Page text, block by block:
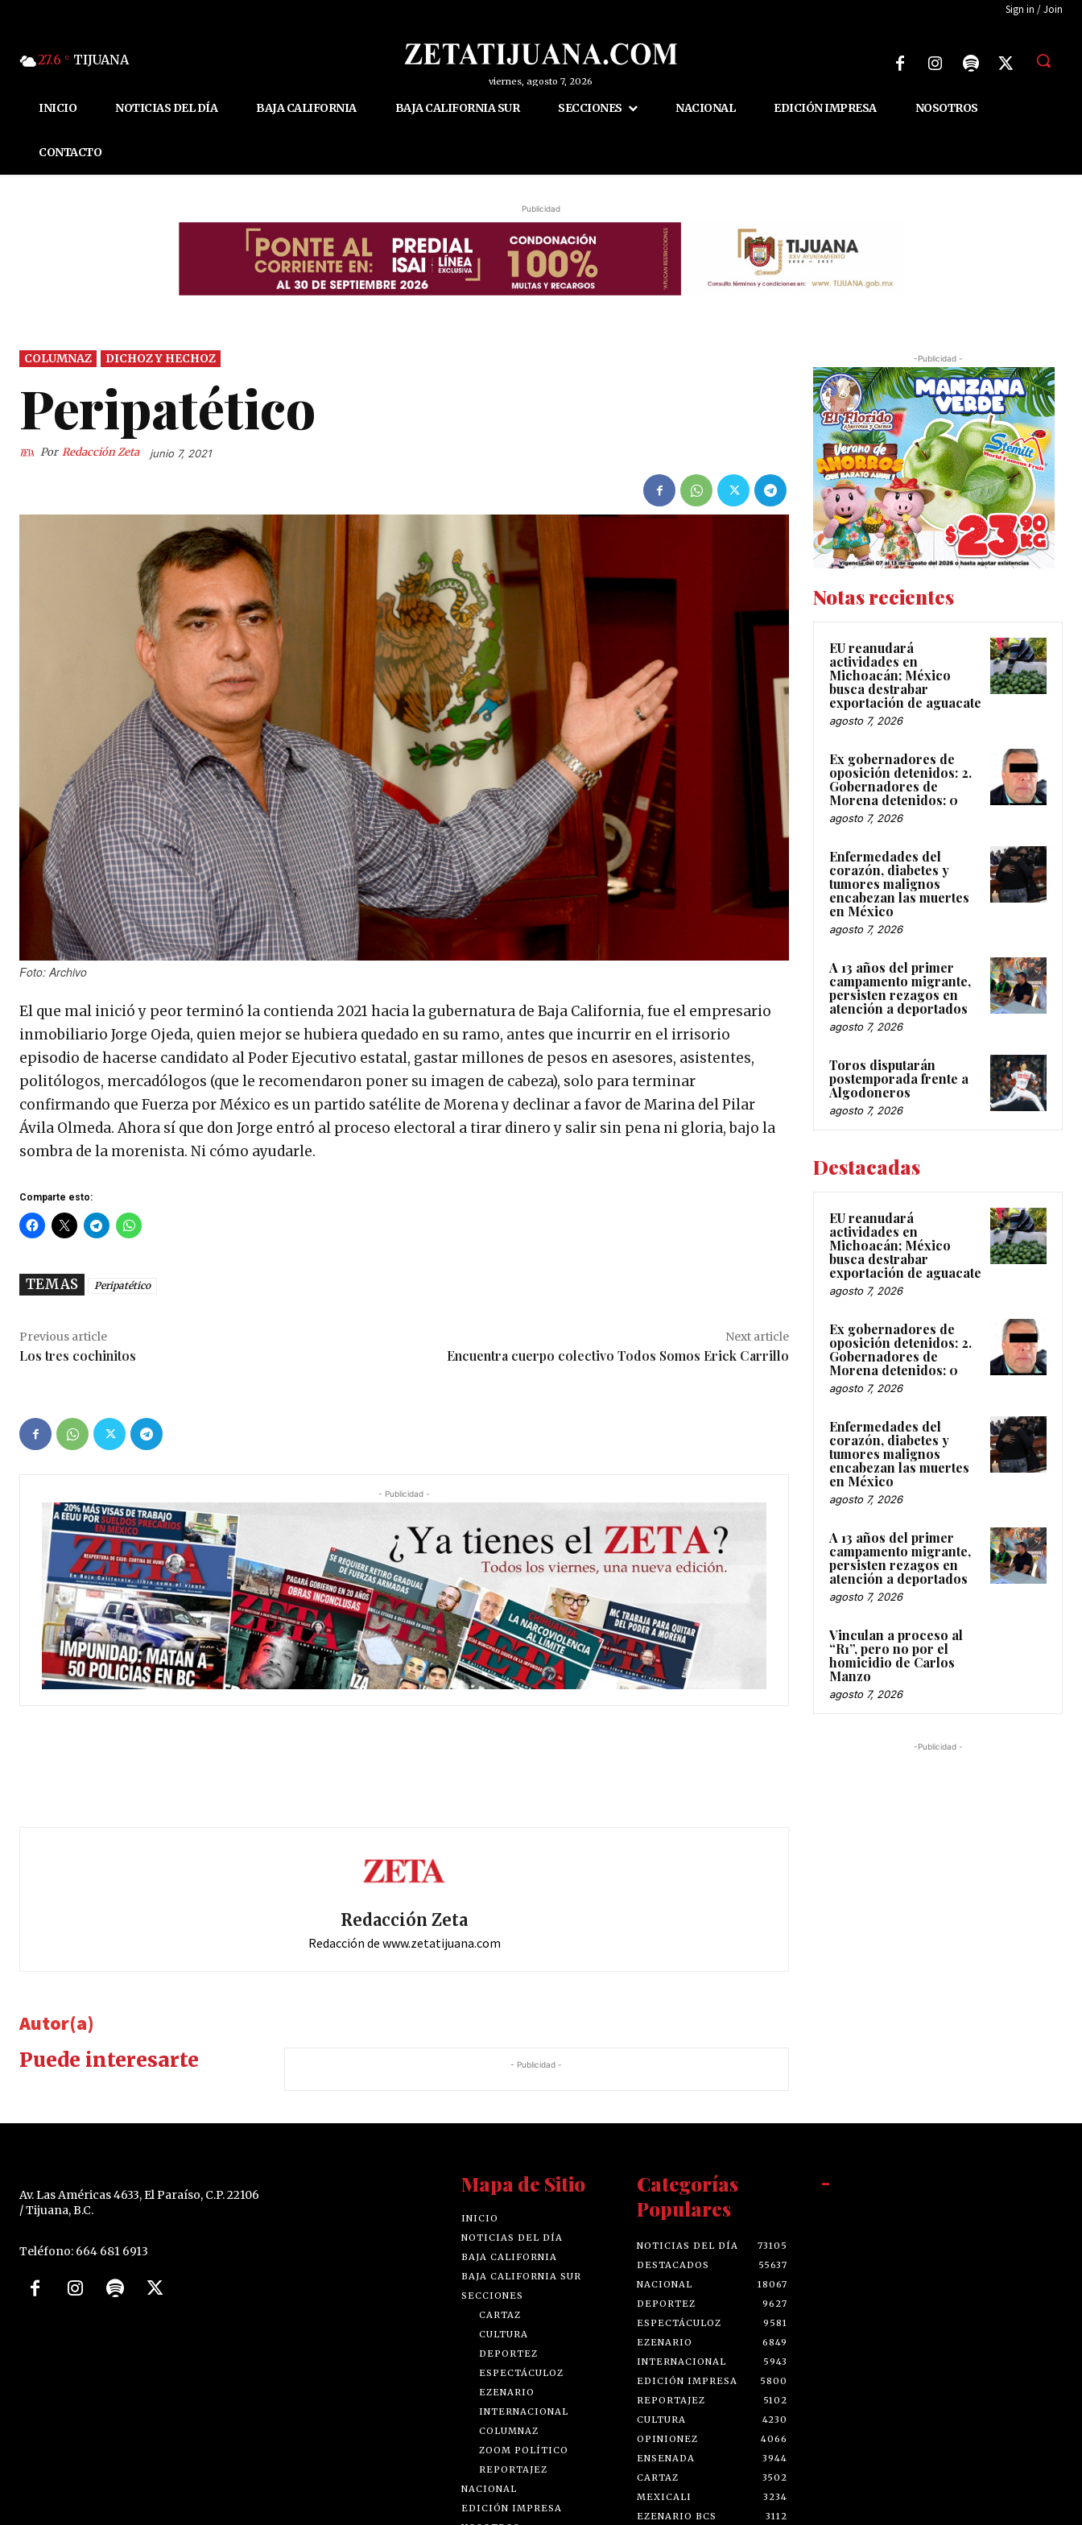
Sign in / Join
27.6 C TIJUANA
viernes, agosto 7, 2026
INICIO NOTICIAS DEL DÍA BAJA CALIFORNIA BAJA CALIFORNIA SUR SECCIONES NACIONAL EDICIÓN IMPRESA NOSOTROS
CONTACTO
Publicidad
COLUMNAZ DICHOZ Y HECHOZ
Peripatético
Por Redacción Zeta junio 7, 2021
Foto: Archivo
El que mal inició y peor terminó la contienda 2021 hacia la gubernatura de Baja California, fue el empresario
inmobiliario Jorge Ojeda, quien mejor se hubiera quedado en su ramo, antes que incurrir en el irrisorio
episodio de hacerse candidato al Poder Ejecutivo estatal, gastar millones de pesos en asesores, asistentes,
politólogos, mercadólogos (que le recomendaron poner su imagen de cabeza), solo para terminar
confirmando que Fuerza por México es un partido satélite de Morena y declinar a favor de Marina del Pilar
Ávila Olmeda. Ahora sí que don Jorge entró al proceso electoral a tirar dinero y salir sin pena ni gloria, bajo la
sombra de la morenista. Ni cómo ayudarle.
Comparte esto:
TEMAS Peripatético
Previous article
Los tres cochinitos
Next article
Encuentra cuerpo colectivo Todos Somos Erick Carrillo
- Publicidad -
Redacción Zeta
Redacción de www.zetatijuana.com
Autor(a)
Puede interesarte
- Publicidad -
-Publicidad -
Notas recientes
EU reanudará
actividades en
Michoacán; México
busca destrabar
exportación de aguacate
agosto 7, 2026
Ex gobernadores de
oposición detenidos: 2.
Gobernadores de
Morena detenidos: 0
agosto 7, 2026
Enfermedades del
corazón, diabetes y
tumores malignos
encabezan las muertes
en México
agosto 7, 2026
A 13 años del primer
campamento migrante,
persisten rezagos en
atención a deportados
agosto 7, 2026
Toros disputarán
postemporada frente a
Algodoneros
agosto 7, 2026
Destacadas
EU reanudará
actividades en
Michoacán; México
busca destrabar
exportación de aguacate
agosto 7, 2026
Ex gobernadores de
oposición detenidos: 2.
Gobernadores de
Morena detenidos: 0
agosto 7, 2026
Enfermedades del
corazón, diabetes y
tumores malignos
encabezan las muertes
en México
agosto 7, 2026
A 13 años del primer
campamento migrante,
persisten rezagos en
atención a deportados
agosto 7, 2026
Vinculan a proceso al
“R1”, pero no por el
homicidio de Carlos
Manzo
agosto 7, 2026
-Publicidad -
Av. Las Américas 4633, El Paraíso, C.P. 22106
/ Tijuana, B.C.
Teléfono: 664 681 6913
Mapa de Sitio
INICIO
NOTICIAS DEL DÍA
BAJA CALIFORNIA
BAJA CALIFORNIA SUR
SECCIONES
CARTAZ
CULTURA
DEPORTEZ
ESPECTÁCULOZ
EZENARIO
INTERNACIONAL
COLUMNAZ
ZOOM POLÍTICO
REPORTAJEZ
NACIONAL
EDICIÓN IMPRESA
Categorías
Populares
NOTICIAS DEL DÍA
73105
DESTACADOS
55637
NACIONAL
18067
DEPORTEZ
9627
ESPECTÁCULOZ
9581
EZENARIO
6849
INTERNACIONAL
5943
EDICIÓN IMPRESA
5800
REPORTAJEZ
5102
CULTURA
4230
OPINIONEZ
4066
ENSENADA
3944
CARTAZ
3502
MEXICALI
3234
EZENARIO BCS
3112
-